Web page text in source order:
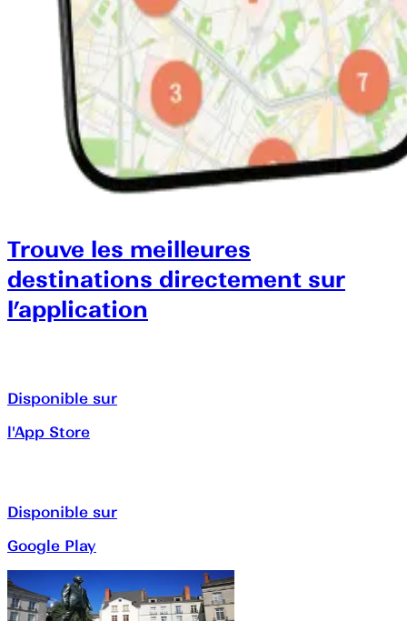
Trouve les meilleures
destinations directement sur
l’application
Disponible sur
l'App Store
Disponible sur
Google Play